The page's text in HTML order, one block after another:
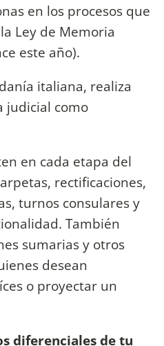
en los procesos que
Ley de Memoria
este año).
italiana, realiza
judicial como
en cada etapa del
rectificaciones,
turnos consulares y
También
sumarias y otros
desean
o proyectar un
diferenciales de tu